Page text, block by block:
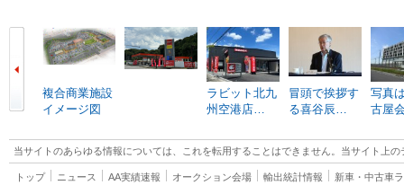
複合商業施設
イメージ図
ラビット北九
州空港店…
冒頭で挨拶す
る喜谷辰…
写真
古屋
当サイトのあらゆる情報については、これを転用することはできません。当サイト上
トップ ニュース AA実績速報 オークション会場 輸出統計情報 新車・中古車